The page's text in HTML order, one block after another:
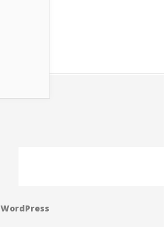
WordPress